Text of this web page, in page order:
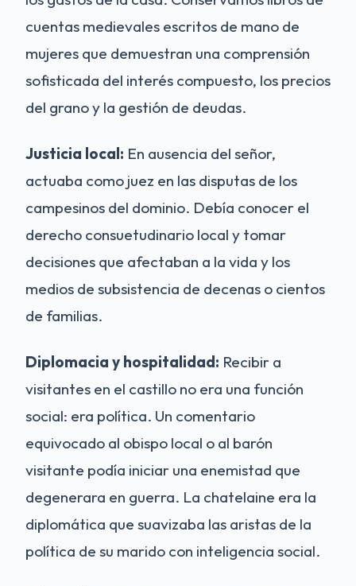
cuentas medievales escritos de mano de
mujeres que demuestran una comprensión
sofisticada del interés compuesto, los precios
del grano y la gestión de deudas.
Justicia local: En ausencia del señor,
actuaba como juez en las disputas de los
campesinos del dominio. Debía conocer el
derecho consuetudinario local y tomar
decisiones que afectaban a la vida y los
medios de subsistencia de decenas o cientos
de familias.
Diplomacia y hospitalidad: Recibir a
visitantes en el castillo no era una función
social: era política. Un comentario
equivocado al obispo local o al barón
visitante podía iniciar una enemistad que
degenerara en guerra. La chatelaine era la
diplomática que suavizaba las aristas de la
política de su marido con inteligencia social.